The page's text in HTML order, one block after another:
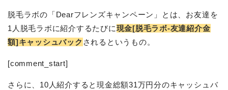
脱毛ラボの「Dearフレンズキャンペーン」とは、お友達を
1人脱毛ラボに紹介するたびに現金[脱毛ラボ-友達紹介金
額]キャッシュバック されるというもの。
[comment_start]
さらに、10人紹介すると現金総額31万円分のキャッシュバ